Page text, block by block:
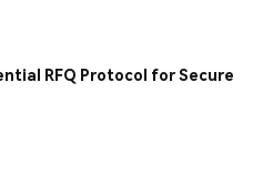
RFQ Protocol for Secure